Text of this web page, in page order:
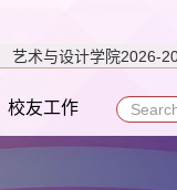
艺术与设计学院2026-
校友工作